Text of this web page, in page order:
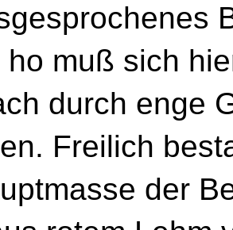
ho muß sich
durch enge
Freilich
der